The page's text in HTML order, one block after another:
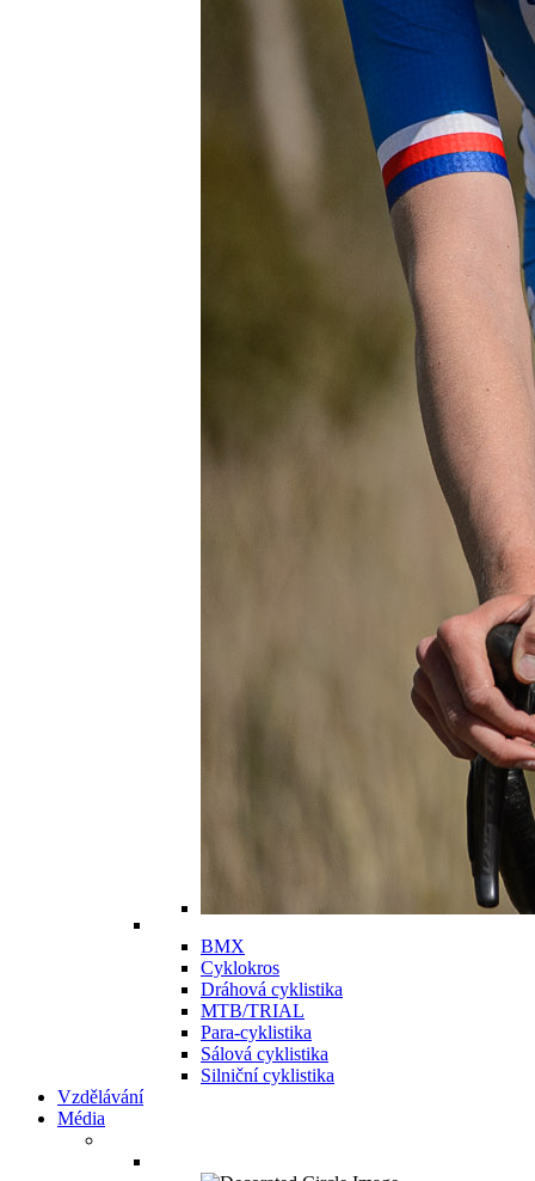
BMX
Cyklokros
Dráhová cyklistika
MTB/TRIAL
Para-cyklistika
Sálová cyklistika
Silniční cyklistika
Vzdělávání
Média